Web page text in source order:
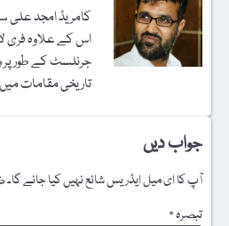
کامریڈ امجد علی
اس کے علاوہ فری
تاریخی مقامات
جواب دیں
آپ کا ای میل ایڈریس شائع نہیں کیا جائے گا۔
تبصرہ*